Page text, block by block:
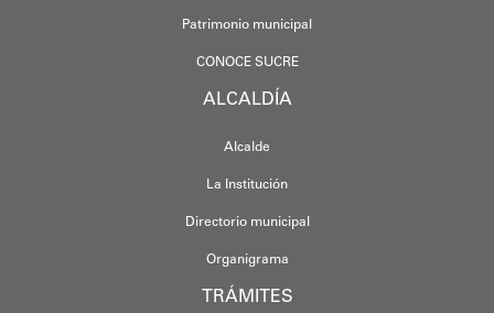
Patrimonio municipal
CONOCE SUCRE
ALCALDÍA
Alcalde
La Institución
Directorio municipal
Organigrama
TRÁMITES